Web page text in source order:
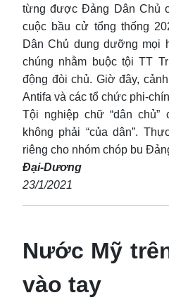
từng được Đảng Dân Chủ
cuộc bầu cử tổng thống
Dân Chủ dung dưỡng mọi
chúng nhằm buộc tội TT
động đòi chủ. Giờ đây,
Antifa và các tổ chức phi-
Tội nghiệp chữ “dân
không phải “của dân”.
riêng cho nhóm chóp bu
Đại-Dương
23/1/2021
Nước Mỹ
vào tay